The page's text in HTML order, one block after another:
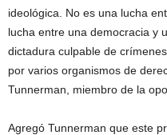
ideológica. No es una lucha
lucha entre una democracia y
dictadura culpable de
por varios organismos de
Tunnerman, miembro de la
Agregó Tunnerman que este